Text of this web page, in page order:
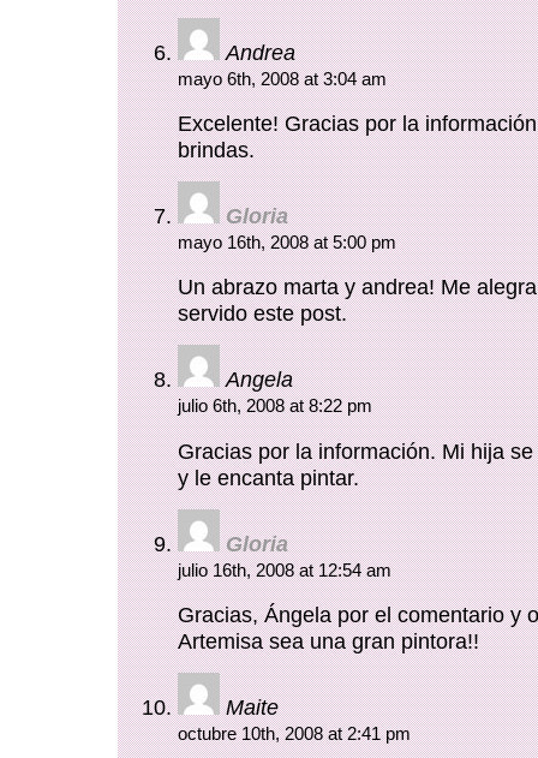
Andrea
mayo 6th, 2008 at 3:04 am
Excelente! Gracias por la
brindas.
Gloria
mayo 16th, 2008 at 5:00 pm
Un abrazo marta y andrea! Me
servido este post.
Angela
julio 6th, 2008 at 8:22 pm
Gracias por la información. Mi hija
y le encanta pintar.
Gloria
julio 16th, 2008 at 12:54 am
Gracias, Ángela por el comentario y
Artemisa sea una gran pintora!!
Maite
octubre 10th, 2008 at 2:41 pm